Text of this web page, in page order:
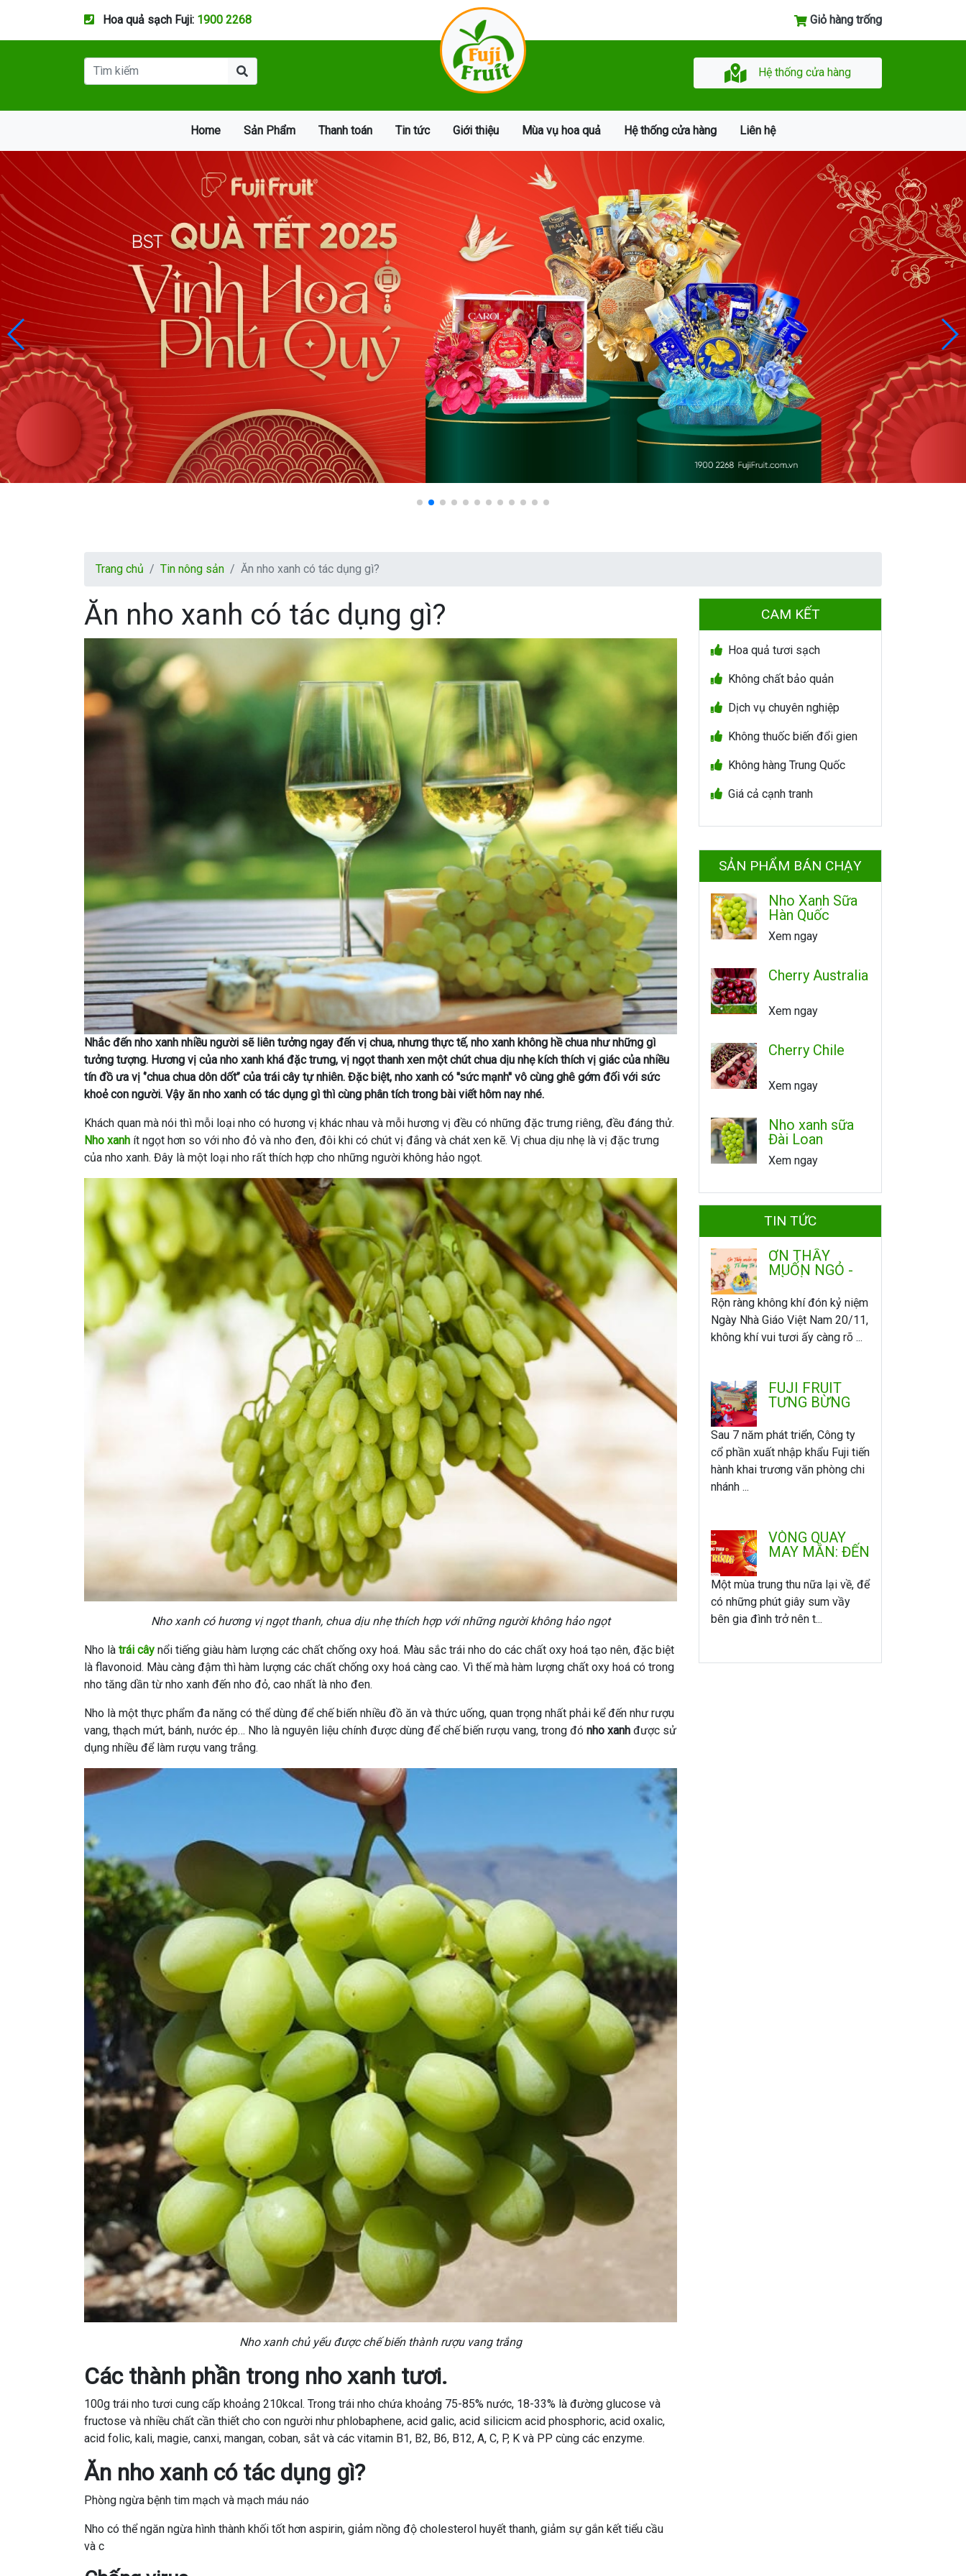
Hoa quả sạch Fuji: 1900 2268 Giỏ hàng trống
Hệ thống cửa hàng
Home Sản Phẩm Thanh toán Tin tức Giới thiệu Mùa vụ hoa quả Hệ thống cửa hàng Liên hệ
Trang chủ Tin nông sản Ăn nho xanh có tác dụng gì?
Ăn nho xanh có tác dụng gì?
Nhắc đến nho xanh nhiều người sẽ liên tưởng ngay đến vị chua, nhưng thực tế, nho xanh không hề chua như những gì
tưởng tượng. Hương vị của nho xanh khá đặc trưng, vị ngọt thanh xen một chút chua dịu nhẹ kích thích vị giác của nhiều
tín đồ ưa vị ‘’chua chua dôn dốt’’ của trái cây tự nhiên. Đặc biệt, nho xanh có ''sức mạnh'' vô cùng ghê gớm đối với sức
khoẻ con người. Vậy ăn nho xanh có tác dụng gì thì cùng phân tích trong bài viết hôm nay nhé.
Khách quan mà nói thì mỗi loại nho có hương vị khác nhau và mỗi hương vị đều có những đặc trưng riêng, đều đáng thử.
Nho xanh ít ngọt hơn so với nho đỏ và nho đen, đôi khi có chút vị đắng và chát xen kẽ. Vị chua dịu nhẹ là vị đặc trưng
của nho xanh. Đây là một loại nho rất thích hợp cho những người không hảo ngọt.
Nho xanh có hương vị ngọt thanh, chua dịu nhẹ thích hợp với những người không hảo ngọt
Nho là trái cây nổi tiếng giàu hàm lượng các chất chống oxy hoá. Màu sắc trái nho do các chất oxy hoá tạo nên, đặc biệt
là flavonoid. Màu càng đậm thì hàm lượng các chất chống oxy hoá càng cao. Vì thế mà hàm lượng chất oxy hoá có trong
nho tăng dần từ nho xanh đến nho đỏ, cao nhất là nho đen.
Nho là một thực phẩm đa năng có thể dùng để chế biến nhiều đồ ăn và thức uống, quan trọng nhất phải kể đến như rượu
vang, thạch mứt, bánh, nước ép… Nho là nguyên liệu chính được dùng để chế biến rượu vang, trong đó nho xanh được sử
dụng nhiều để làm rượu vang trắng.
Nho xanh chủ yếu được chế biến thành rượu vang trắng
Các thành phần trong nho xanh tươi.
100g trái nho tươi cung cấp khoảng 210kcal. Trong trái nho chứa khoảng 75-85% nước, 18-33% là đường glucose và
fructose và nhiều chất cần thiết cho con người như phlobaphene, acid galic, acid silicicm acid phosphoric, acid oxalic,
acid folic, kali, magie, canxi, mangan, coban, sắt và các vitamin B1, B2, B6, B12, A, C, P, K và PP cùng các enzyme.
Ăn nho xanh có tác dụng gì?
Phòng ngừa bệnh tim mạch và mạch máu náo
Nho có thể ngăn ngừa hình thành khối tốt hơn aspirin, giảm nồng độ cholesterol huyết thanh, giảm sự gắn kết tiểu cầu
và c
CAM KẾT
Hoa quả tươi sạch
Không chất bảo quản
Dịch vụ chuyên nghiệp
Không thuốc biến đổi gien
Không hàng Trung Quốc
Giá cả cạnh tranh
SẢN PHẨM BÁN CHẠY
Nho Xanh Sữa
Hàn Quốc
Xem ngay
Cherry Australia
Xem ngay
Cherry Chile
Xem ngay
Nho xanh sữa
Đài Loan
Xem ngay
TIN TỨC
ƠN THẦY
MUỐN NGỎ -
ÂN
Rộn ràng không khí đón kỷ niệm
Ngày Nhà Giáo Việt Nam 20/11,
không khí vui tươi ấy càng rõ ...
FUJI FRUIT
TƯNG BỪNG
VĂN PHÒNG -
CHI NHÁNH
MIỀN NAM
Sau 7 năm phát triển, Công ty
cổ phần xuất nhập khẩu Fuji tiến
hành khai trương văn phòng chi
nhánh ...
VÒNG QUAY
MAY MẮN: ĐẾN
TRUNG THU -
QUAY LÀ
TRÚNG
Một mùa trung thu nữa lại về, để
có những phút giây sum vầy
bên gia đình trở nên t...